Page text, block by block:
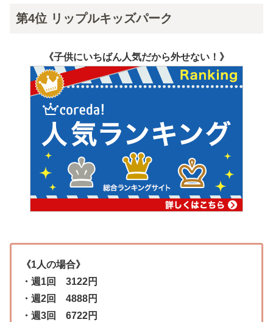
第4位 リップルキッズパーク
《子供にいちばん人気だから外せない！》
《1人の場合》
・週1回 3122円
・週2回 4888円
・週3回 6722円